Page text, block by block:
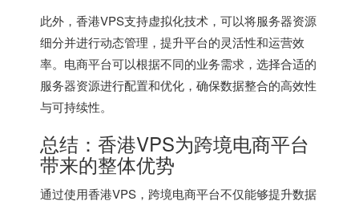
此外，香港VPS支持虚拟化技术，可以将服务器资源
细分并进行动态管理，提升平台的灵活性和运营效
率。电商平台可以根据不同的业务需求，选择合适的
服务器资源进行配置和优化，确保数据整合的高效性
与可持续性。
总结：香港VPS为跨境电商平台
带来的整体优势
通过使用香港VPS，跨境电商平台不仅能够提升数据